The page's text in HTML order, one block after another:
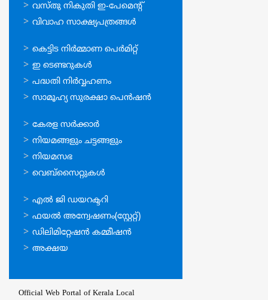
വസ്തു നികുതി ഇ-പേമെന്റ്
വിവാഹ സാക്ഷ്യപത്രങ്ങള്‍
ഓണ്‍ലൈന്‍
സേവനങ്ങള്‍
കെട്ടിട നിര്‍മ്മാണ പെര്‍മിറ്റ്‌
ഇ ടെണ്ടറുകള്‍
പദ്ധതി നിര്‍വ്വഹണം
സാമൂഹ്യ സുരക്ഷാ പെന്‍ഷന്‍
ഉപയോഗപ്രദമായ
കണ്ണികള്‍
കേരള സര്‍ക്കാര്‍
നിയമങ്ങളും ചട്ടങ്ങളും
നിയമസഭ
വെബ്സൈറ്റുകള്‍
ഉപയോഗപ്രദമായ
കണ്ണികള്‍
എല്‍ ജി ഡയറക്ടറി
ഫയല്‍ അന്വേഷണം(സ്റ്റേറ്റ്)
ഡിലിമിറ്റേഷന്‍ കമ്മീഷന്‍
അക്ഷയ
Official Web Portal of Kerala Local